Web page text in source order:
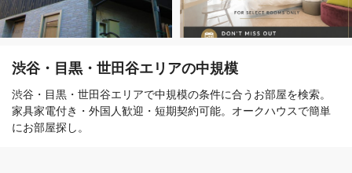
渋谷・目黒・世田谷エリアの中規模
渋谷・目黒・世田谷エリアで中規模の条件に合うお部屋を検索。
家具家電付き・外国人歓迎・短期契約可能。オークハウスで簡単
にお部屋探し。